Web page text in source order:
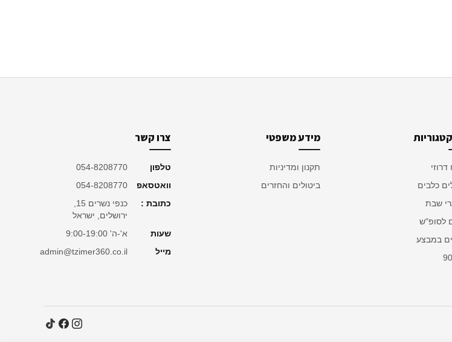
דרוזי
כלבים
שבת
לסופ"ש
במבצע
מידע משפטי
תקנון ומדיניות
ביטולים והחזרים
צרו קשר
טלפון
054-8208770
וואטסאפ
054-8208770
כתובת :
ירושלים, ישראל
שעות
א'-ה' 9:00-19:00
מייל
admin@tzimer360.co.il